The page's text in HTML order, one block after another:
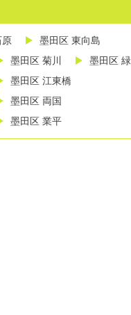
原
墨田区 東向島
墨田区 菊川
墨田区 緑
墨田区 江東橋
墨田区 両国
墨田区 業平